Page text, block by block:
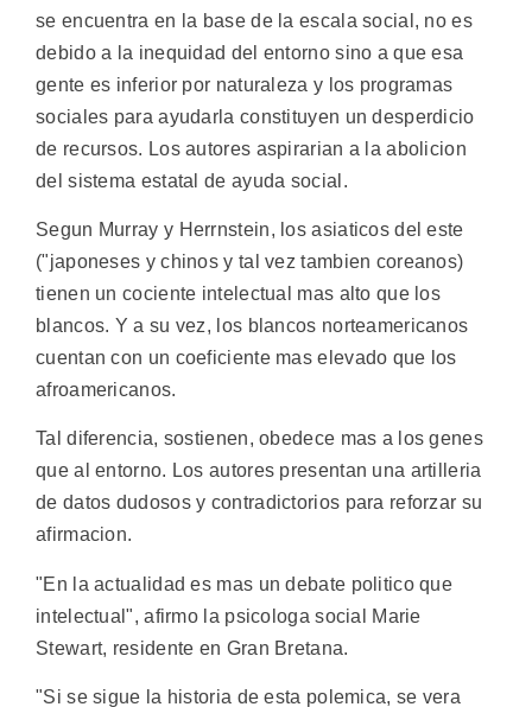
se encuentra en la base de la escala social, no es
debido a la inequidad del entorno sino a que esa
gente es inferior por naturaleza y los programas
sociales para ayudarla constituyen un desperdicio
de recursos. Los autores aspirarian a la abolicion
del sistema estatal de ayuda social.
Segun Murray y Herrnstein, los asiaticos del este
("japoneses y chinos y tal vez tambien coreanos)
tienen un cociente intelectual mas alto que los
blancos. Y a su vez, los blancos norteamericanos
cuentan con un coeficiente mas elevado que los
afroamericanos.
Tal diferencia, sostienen, obedece mas a los genes
que al entorno. Los autores presentan una artilleria
de datos dudosos y contradictorios para reforzar su
afirmacion.
"En la actualidad es mas un debate politico que
intelectual", afirmo la psicologa social Marie
Stewart, residente en Gran Bretana.
"Si se sigue la historia de esta polemica, se vera